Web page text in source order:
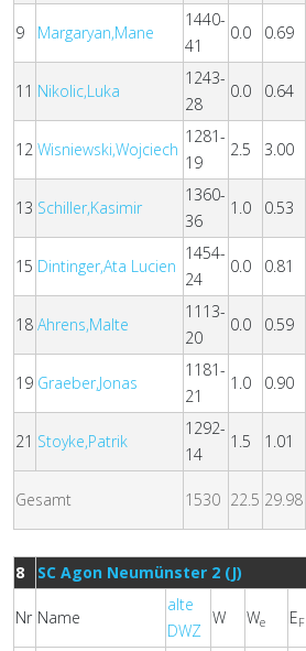
9 Margaryan,Mane
1440-
41
0.0 0.69
11 Nikolic,Luka
1243-
28
0.0 0.64
12 Wisniewski,Wojciech
1281-
19
2.5 3.00
13 Schiller,Kasimir
1360-
36
1.0 0.53
15 Dintinger,Ata Lucien
1454-
24
0.0 0.81
18 Ahrens,Malte
1113-
20
0.0 0.59
19 Graeber,Jonas
1181-
21
1.0 0.90
21 Stoyke,Patrik
1292-
14
1.5 1.01
Gesamt 1530 22.5 29.98
8 SC Agon Neumünster 2 (J)
Nr Name
alte
DWZ
W We EF